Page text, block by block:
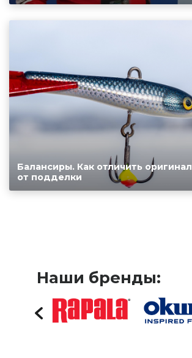
Балансиры. Как отличить оригинал
от подделки
Наши бренды: